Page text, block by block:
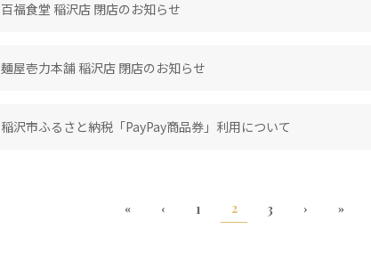
百福食堂 稲沢店 閉店のお知らせ
麺屋壱力本舗 稲沢店 閉店のお知らせ
稲沢市ふるさと納税「PayPay商品券」利用について
1 2 3